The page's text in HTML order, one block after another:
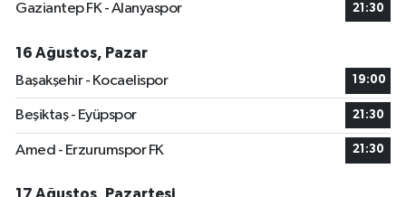
Gaziantep FK - Alanyaspor 21:30
16 Ağustos, Pazar
Başakşehir - Kocaelispor
19:00
Beşiktaş - Eyüpspor 21:30
Amed - Erzurumspor FK 21:30